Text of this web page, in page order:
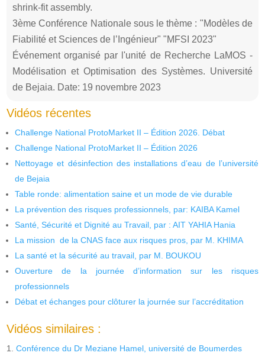
shrink-fit assembly.
3ème Conférence Nationale sous le thème : "Modèles de
Fiabilité et Sciences de l’Ingénieur" "MFSI 2023"
Événement organisé par l'unité de Recherche LaMOS -
Modélisation et Optimisation des Systèmes. Université
de Bejaia. Date: 19 novembre 2023
Vidéos récentes
Challenge National ProtoMarket II – Édition 2026. Débat
Challenge National ProtoMarket II – Édition 2026
Nettoyage et désinfection des installations d’eau de l’université
de Bejaia
Table ronde: alimentation saine et un mode de vie durable
La prévention des risques professionnels, par: KAIBA Kamel
Santé, Sécurité et Dignité au Travail, par : AIT YAHIA Hania
La mission de la CNAS face aux risques pros, par M. KHIMA
La santé et la sécurité au travail, par M. BOUKOU
Ouverture de la journée d’information sur les risques
professionnels
Débat et échanges pour clôturer la journée sur l’accréditation
Vidéos similaires :
Conférence du Dr Meziane Hamel, université de Boumerdes